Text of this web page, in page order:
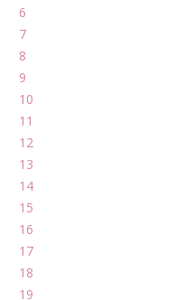
6
7
8
9
10
11
12
13
14
15
16
17
18
19